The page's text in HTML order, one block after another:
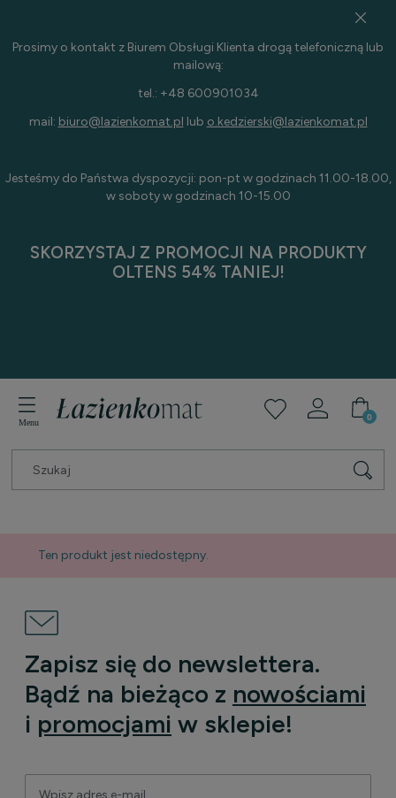
Prosimy o kontakt z Biurem Obsługi Klienta drogą telefoniczną lub
mailową:
tel.: +48 600901034
mail: biuro@lazienkomat.pl lub o.kedzierski@lazienkomat.pl
Jesteśmy do Państwa dyspozycji: pon-pt w godzinach 11.00-18.00,
w soboty w godzinach 10-15.00
SKORZYSTAJ Z PROMOCJI NA PRODUKTY
OLTENS 54% TANIEJ!
Ten produkt jest niedostępny.
Zapisz się do newslettera.
Bądź na bieżąco z nowościami
i promocjami w sklepie!